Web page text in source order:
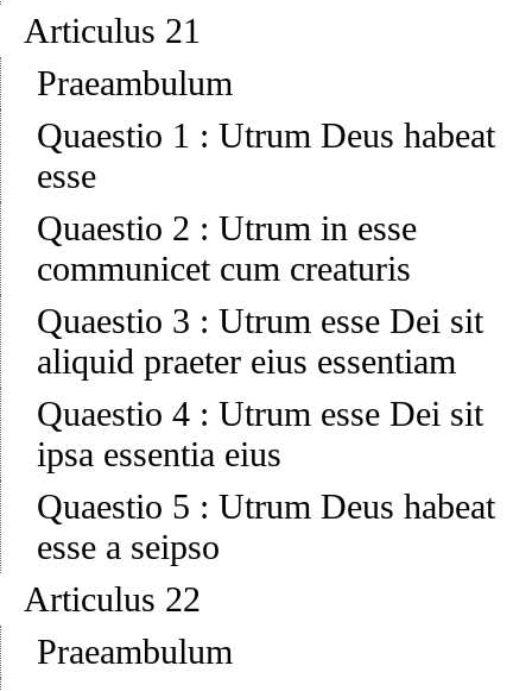
Articulus 21
Praeambulum
Quaestio 1 : Utrum Deus habeat
esse
Quaestio 2 : Utrum in esse
communicet cum creaturis
Quaestio 3 : Utrum esse Dei sit
aliquid praeter eius essentiam
Quaestio 4 : Utrum esse Dei sit
ipsa essentia eius
Quaestio 5 : Utrum Deus habeat
esse a seipso
Articulus 22
Praeambulum